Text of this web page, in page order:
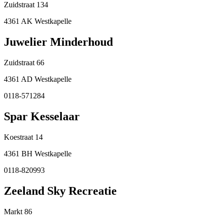
Zuidstraat 134
4361 AK Westkapelle
Juwelier Minderhoud
Zuidstraat 66
4361 AD Westkapelle
0118-571284
Spar Kesselaar
Koestraat 14
4361 BH Westkapelle
0118-820993
Zeeland Sky Recreatie
Markt 86